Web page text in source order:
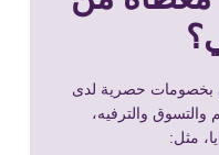
بخصومات حصرية لدى
والترفيه،
مثل: